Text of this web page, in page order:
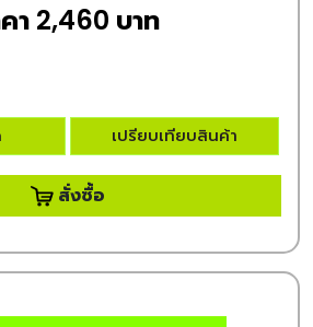
า 2,460 บาท
เปรียบเทียบสินค้า
สั่งซื้อ